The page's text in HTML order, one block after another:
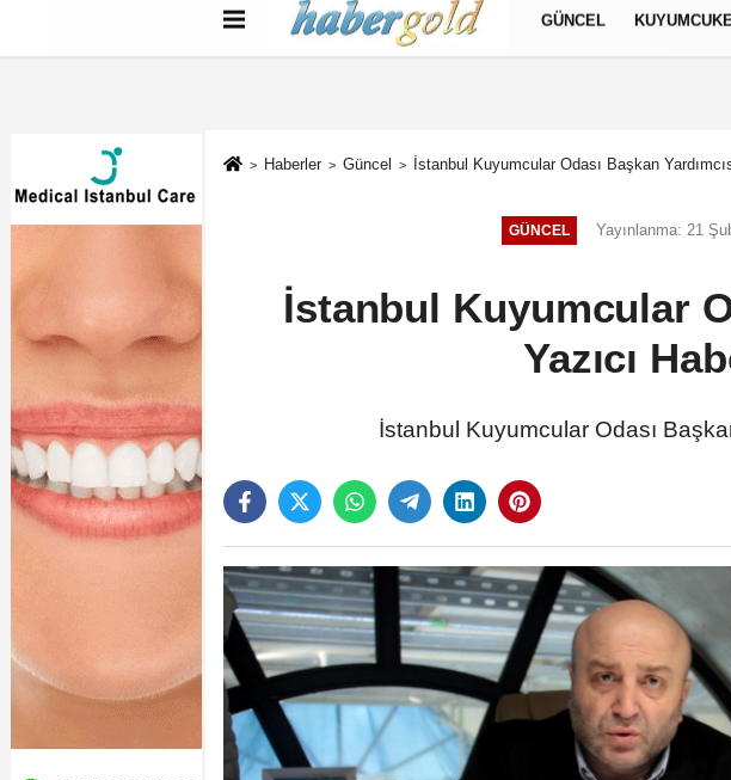
Türkçe English العربيةGÜNCEL
Haberler Güncel İstanbul Kuyumcular Odası Başkan
GÜNCEL Yayınlanma: 21
İstanbul Kuyumcular
Yazıcı
İstanbul Kuyumcular Odası